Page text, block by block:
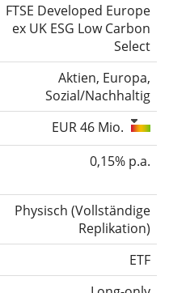
FTSE Developed Europe
ex UK ESG Low Carbon
Select
Aktien, Europa,
Sozial/Nachhaltig
EUR 46 Mio.
0,15% p.a.
Physisch (Vollständige
Replikation)
ETF